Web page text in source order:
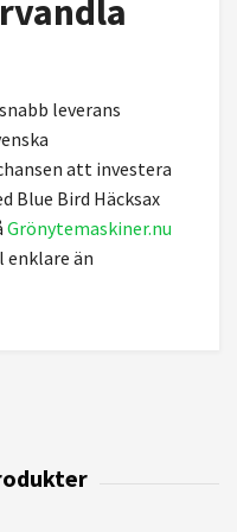
leverans
att investera
Blue Bird Häcksax
Grönytemaskiner.nu
enklare än